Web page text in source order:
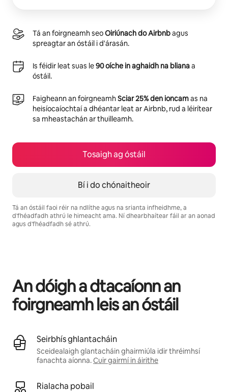
Tá an foirgneamh seoOiriúnach do Airbnbagus
spreagtar an óstáil i d'árasán.
Is féidir leat suas le90 oíche in aghaidh na blianaa
óstáil.
Faigheann an foirgneamhSciar 25% den ioncamas na
heisíocaíochtaí a dhéantar leat ar Airbnb, rud a léirítear
sa mheastachán ar thuilleamh.
Tosaigh ag óstáil
Bí i do chónaitheoir
Tá an óstáil faoi réir na ndlíthe agus na srianta infheidhme, a
d'fhéadfadh athrú le himeacht ama. Ní dhearbhaítear fáil ar an aonad
agus d'fhéadfadh sé athrú.
An dóigh a dtacaíonn an
foirgneamh leis an óstáil
Seirbhís ghlantacháin
Sceidealaigh glantacháin ghairmiúla idir thréimhsí
fanachta aíonna.Cuir gairmí in áirithe
Rialacha pobail